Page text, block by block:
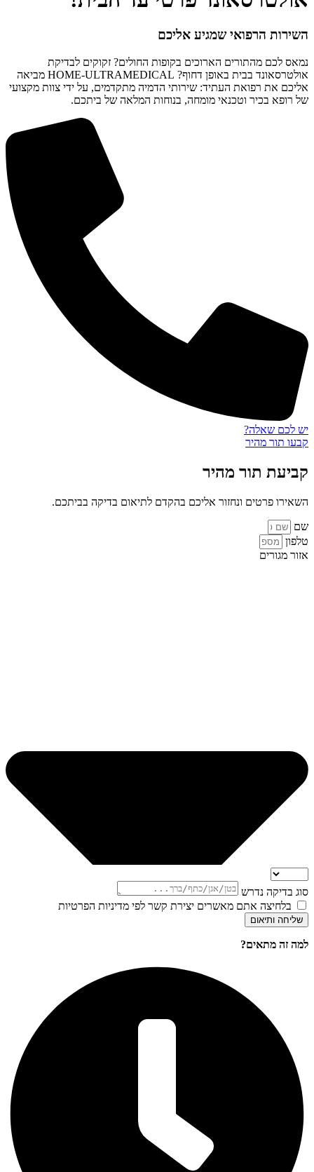
השירות הרפואי שמגיע אליכם
נמאס לכם מהתורים הארוכים בקופות החולים? זקוקים לבדיקת
אולטרסאונד בבית באופן דחוף? HOME-ULTRAMEDICAL מביאה
אליכם את רפואת העתיד: שירותי הדמיה מתקדמים, על ידי צוות מקצועי
של רופא בכיר וטכנאי מומחה, בנוחות המלאה של ביתכם.
יש לכם שאלה?
קבעו תור מהיר
קביעת תור מהיר
השאירו פרטים ונחזור אליכם בהקדם לתיאום בדיקה בביתכם.
שם
טלפון
אזור מגורים
סוג בדיקה נדרש
בלחיצה אתם מאשרים יצירת קשר לפי מדיניות הפרטיות
שליחה ותיאום
למה זה מתאים?